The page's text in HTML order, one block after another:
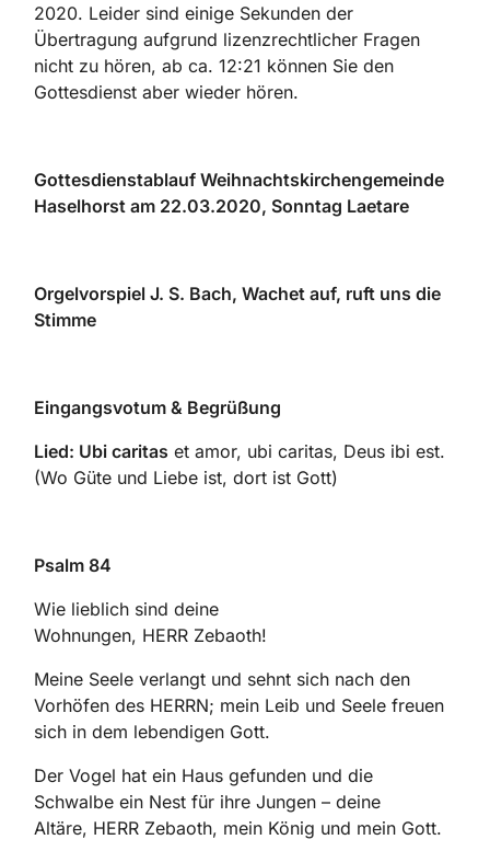
2020. Leider sind einige Sekunden der
Übertragung aufgrund lizenzrechtlicher Fragen
nicht zu hören, ab ca. 12:21 können Sie den
Gottesdienst aber wieder hören.
Gottesdienstablauf Weihnachtskirchengemeinde
Haselhorst am 22.03.2020, Sonntag Laetare
Orgelvorspiel J. S. Bach, Wachet auf, ruft uns die
Stimme
Eingangsvotum & Begrüßung
Lied: Ubi caritas et amor, ubi caritas, Deus ibi est.
(Wo Güte und Liebe ist, dort ist Gott)
Psalm 84
Wie lieblich sind deine
Wohnungen, HERR Zebaoth!
Meine Seele verlangt und sehnt sich nach den
Vorhöfen des HERRN; mein Leib und Seele freuen
sich in dem lebendigen Gott.
Der Vogel hat ein Haus gefunden und die
Schwalbe ein Nest für ihre Jungen – deine
Altäre, HERR Zebaoth, mein König und mein Gott.